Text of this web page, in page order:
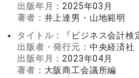
出版年月： 2025年03月
著者： 井上達男・山地範明
タイトル：
『ビジネス会計
出版者・発行元： 中央経済社
出版年月： 2023年04月
著者： 大阪商工会議所編